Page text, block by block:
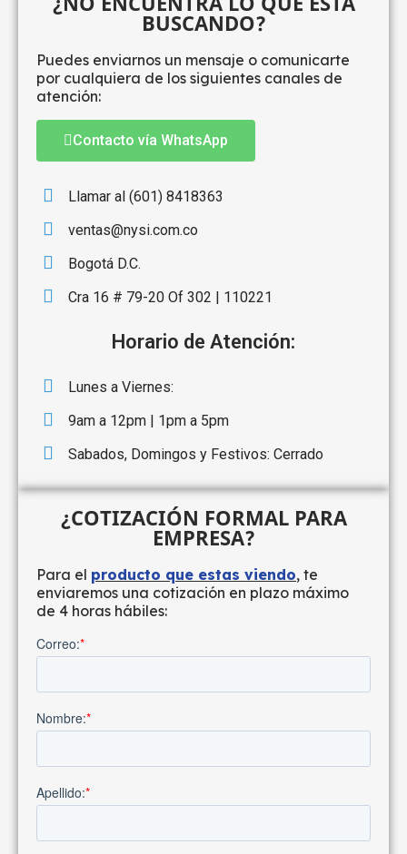
BUSCANDO?
Puedes enviarnos un mensaje o comunicarte
por cualquiera de los siguientes canales de
atención:
Contacto vía WhatsApp
Llamar al (601) 8418363
ventas@nysi.com.co
Bogotá D.C.
Cra 16 # 79-20 Of 302 | 110221
Horario de Atención:
Lunes a Viernes:
9am a 12pm | 1pm a 5pm
Sabados, Domingos y Festivos: Cerrado
¿COTIZACIÓN FORMAL PARA
EMPRESA?
Para el producto que estas viendo, te
enviaremos una cotización en plazo máximo
de 4 horas hábiles: